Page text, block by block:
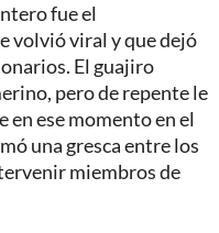
fue el
volvió viral y que dejó
El guajiro
pero de repente le
en ese momento en el
una gresca entre los
miembros de